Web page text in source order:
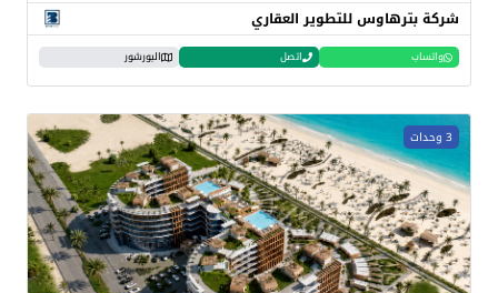
شركة بترهاوس للتطوير العقاري
واتساب اتصل البورشور
3 وحدات